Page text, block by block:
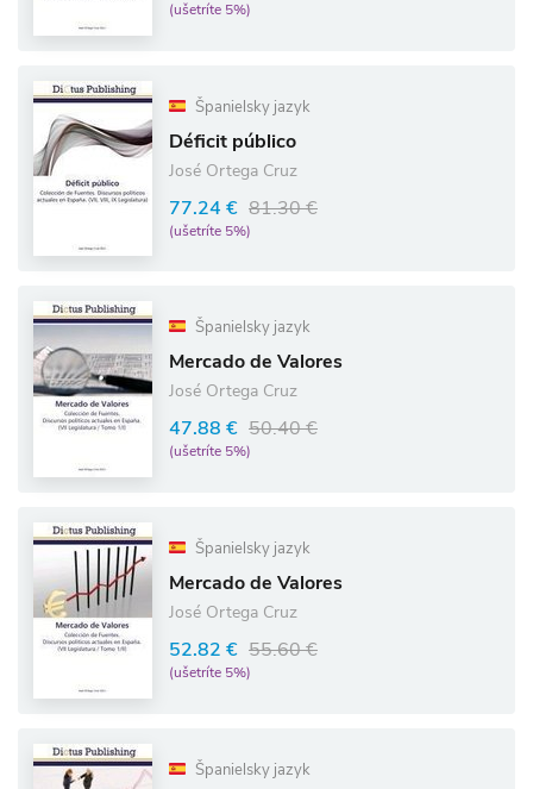
(ušetríte 5%)
Španielsky jazyk
Déficit público
José Ortega Cruz
77.24 € 81.30 €
(ušetríte 5%)
Španielsky jazyk
Mercado de Valores
José Ortega Cruz
47.88 € 50.40 €
(ušetríte 5%)
Španielsky jazyk
Mercado de Valores
José Ortega Cruz
52.82 € 55.60 €
(ušetríte 5%)
Španielsky jazyk